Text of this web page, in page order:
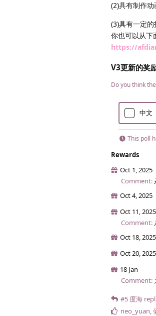
(2)具有制作动
(3)具有一定
你也可以从下
https://
V3更新的奖
Do you think
中文
This poll
Rewards
Oct 1, 2025
Comment:
Oct 4, 2025
Oct 11, 2025
Comment:
Oct 18, 2025
Oct 20, 2025
18 Jan
Comment:
#5 度海
neo_yuan